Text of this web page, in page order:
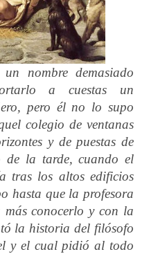
nombre demasiado
a cuestas un
pero él no lo supo
colegio de ventanas
y de puestas de
de la tarde, cuando el
tras los altos edificios
hasta que la profesora
conocerlo y con la
la historia del filósofo
y el cual pidió al todo